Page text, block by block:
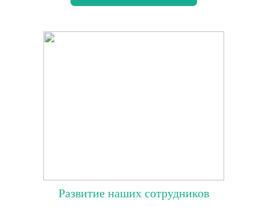
Развитие наших сотрудников